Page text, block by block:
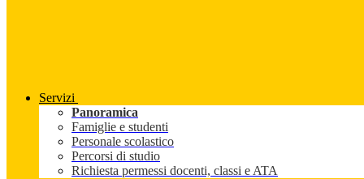
Servizi
Panoramica
Famiglie e studenti
Personale scolastico
Percorsi di studio
Richiesta permessi docenti, classi e ATA